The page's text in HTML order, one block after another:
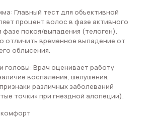
Главный тест для объективной
процент волос в фазе активного
фазе покоя/выпадения (телоген).
отличить временное выпадение от
облысения.
головы: Врач оценивает работу
воспаления, шелушения,
различных заболеваний
точки» при гнездной алопеции).